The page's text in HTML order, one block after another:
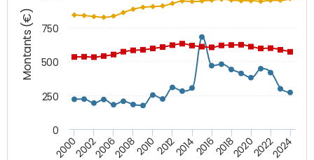
Montants (€)
200020022006200820102012201420162018202020222024
0
250
500
750